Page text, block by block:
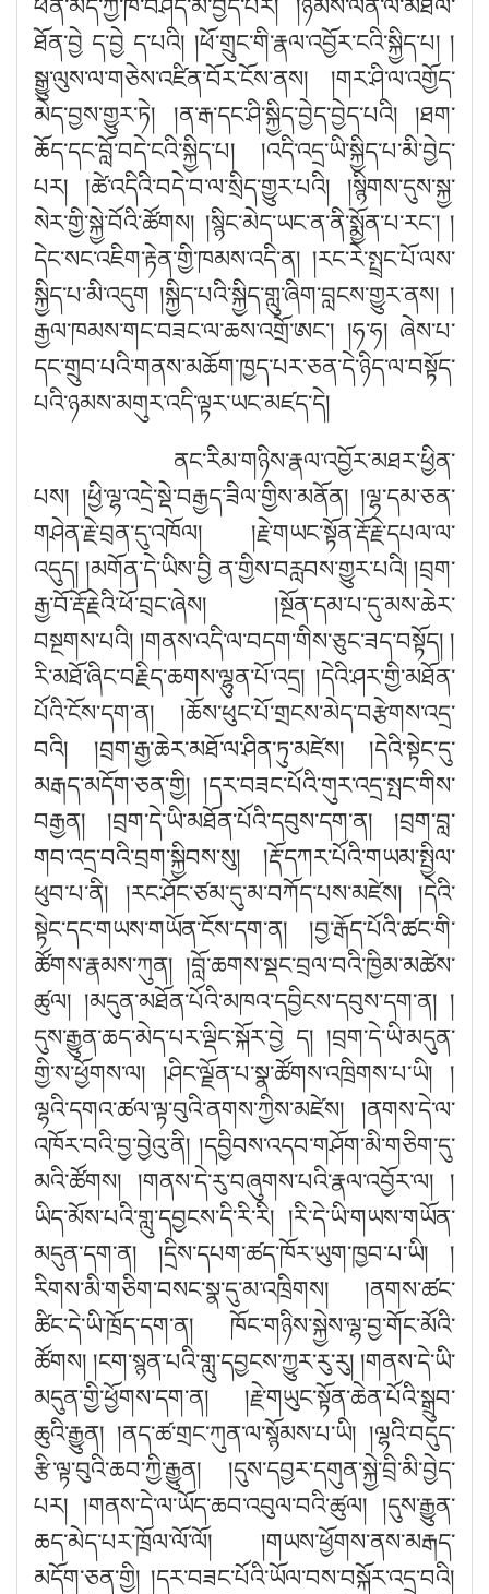
ཕན་མེད་ཀྱི་ཁ་བཤད་མི་བྱེད་པར། །ཉམས་ལེན་ལ་མཐིལ་
ཐོན་བྱེ ད་བྱེ ད་པའི། །ཕོ་གྲུང་གི་རྣལ་འབྱོར་ངའི་སྐྱིད་པ། །
སྒྱུ་ལུས་ལ་གཅེས་འཛིན་བོར་ངོས་ནས། །གར་ཤི་ལ་འགྱོད་
མེད་བྱས་གྱུར་ཏེ། །ན་རྒ་དང་ཤི་སྐྱིད་བྱེད་བྱེད་པའི། །ཐག་
ཆོད་དང་བློ་བདེ་ངའི་སྐྱིད་པ། །འདི་འདྲ་ཡི་སྐྱིད་པ་མི་བྱེད་
པར། །ཚེ་འདིའི་བདེ་བ་ལ་སྲིད་གྱུར་པའི། །སྙིགས་དུས་སྐྱ་
སེར་གྱི་སྐྱེ་བོའི་ཚོགས། །སྙིང་མེད་ཡང་ན་ནི་སྨྱོན་པ་རང༌། །
དེང་སང་འཇིག་རྟེན་གྱི་ཁམས་འདི་ན། །རང་རེ་སྤྲང་པོ་ལས་
སྐྱིད་པ་མི་འདུག །སྐྱིད་པའི་སྐྱིད་གླུ་ཞིག་བླངས་གྱུར་ནས། །
རྒྱལ་ཁམས་གང་བཟང་ལ་ཆས་འགྲོ་ཨང་། །ཧ་ཧ། ཞེས་པ་
དང་གྲུབ་པའི་གནས་མཆོག་ཁྱད་པར་ཅན་དེ་ཉིད་ལ་བསྟོད་
པའི་ཉམས་མགུར་འདི་ལྟར་ཡང་མཛད་དེ།
ནང་རིམ་གཉིས་རྣལ་འབྱོར་མཐར་ཕྱིན་
པས། །ཕྱི་ལྷ་འདྲེ་སྡེ་བརྒྱད་ཟིལ་གྱིས་མནོན། །ལྷ་དམ་ཅན་
གཤེན་རྗེ་བྲན་དུ་འཁོལ། །རྗེ་གཡང་སྟོན་རྡོ་རྗེ་དཔལ་ལ་
འདུད། །མགོན་དེ་ཡིས་བྱི ན་གྱིས་བརླབས་གྱུར་པའི། །བྲག་
རྒྱ་བོ་རྡོ་རྗེའི་ཕོ་བྲང་ཞེས། །སྔོན་དམ་པ་དུ་མས་ཆེར་
བསྔགས་པའི། །གནས་འདི་ལ་བདག་གིས་ཅུང་ཟད་བསྟོད། །
རི་མཐོ་ཞིང་བརྗིད་ཆགས་ལྷུན་པོ་འདྲ། །དེའི་ཤར་གྱི་མཐོན་
པོའི་ངོས་དག་ན། །ཆོས་ཕུང་པོ་གྲངས་མེད་བརྩེགས་འདྲ་
བའི། །བྲག་རྒྱ་ཆེར་མཐོ་ལ་ཤིན་ཏུ་མཛེས། །དེའི་སྟེང་དུ་
མརྒད་མདོག་ཅན་གྱི། །དར་བཟང་པོའི་གུར་འདྲ་སྤང་གིས་
བརྒྱན། །བྲག་དེ་ཡི་མཐོན་པོའི་དབུས་དག་ན། །བྲག་བླ་
གབ་འདྲ་བའི་བྲག་སྐྱིབས་སུ། །རྡོ་དཀར་པོའི་གཡམ་སྤྱིལ་
ཕུབ་པ་ནི། །རང་ཤོང་ཙམ་དུ་མ་བཀོད་པས་མཛེས། །དེའི་
སྟེང་དང་གཡས་གཡོན་ངོས་དག་ན། །བྱ་རྒོད་པོའི་ཚང་གི་
ཚོགས་རྣམས་ཀུན། །བློ་ཆགས་སྡང་བྲལ་བའི་ཁྱིམ་མཚེས་
ཚུལ། །མདུན་མཐོན་པོའི་མཁའ་དབྱིངས་དབུས་དག་ན། །
དུས་རྒྱུན་ཆད་མེད་པར་ལྡིང་སྐོར་བྱེ ད། །བྲག་དེ་ཡི་མདུན་
གྱི་ས་ཕྱོགས་ལ། །ཤིང་ལྗོན་པ་སྣ་ཚོགས་འཁྲིགས་པ་ཡི། །
ལྷའི་དགའ་ཚལ་ལྟ་བུའི་ནགས་ཀྱིས་མཛེས། །ནགས་དེ་ལ་
འཁོར་བའི་བྱ་བྱེའུ་ནི། །དབྱིབས་འདབ་གཤོག་མི་གཅིག་དུ་
མའི་ཚོགས། །གནས་དེ་རུ་བཞུགས་པའི་རྣལ་འབྱོར་ལ། །
ཡིད་མོས་པའི་གླུ་དབྱངས་དི་རི་རི། །རི་དེ་ཡི་གཡས་གཡོན་
མདུན་དག་ན། །དྲིས་དཔག་ཚད་ཁོར་ཡུག་ཁྱབ་པ་ཡི། །
རིགས་མི་གཅིག་བསང་སྣ་དུ་མ་འཁྲིགས། །ནགས་ཚང་
ཚིང་དེ་ཡི་ཁྲོད་དག་ན། ཁོང་གཉིས་སྐྱེས་ལྷ་བྱ་གོང་མོའི་
ཚོགས། །ངག་སྙན་པའི་གླུ་དབྱངས་ཀྱུར་རུ་རུ། །གནས་དེ་ཡི་
མདུན་གྱི་ཕྱོགས་དག་ན། །རྗེ་གཡུང་སྟོན་ཆེན་པོའི་སྒྲུབ་
ཆུའི་རྒྱུན། །ནད་ཚ་གྲང་ཀུན་ལ་སྙོམས་པ་ཡི། །ལྷའི་བདུད་
རྩི་ལྟ་བུའི་ཆབ་ཀྱི་རྒྱུན། །དུས་དབྱར་དགུན་སྐྱེ་བྲི་མི་བྱེད་
པར། །གནས་དེ་ལ་ཡོད་ཆབ་འབུལ་བའི་ཚུལ། །དུས་རྒྱུན་
ཆད་མེད་པར་ཁྲོལ་ལོ་ལོ། །གཡས་ཕྱོགས་ནས་མརྒད་
མདོག་ཅན་གྱི། །དར་བཟང་པོའི་ཡོལ་བས་བསྐོར་འདྲ་བའི།